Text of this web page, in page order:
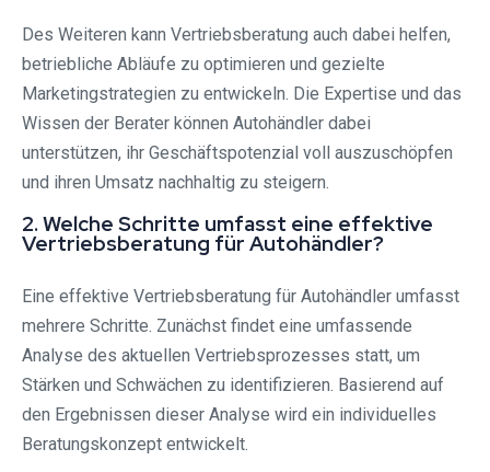
Des Weiteren kann Vertriebsberatung auch dabei helfen,
betriebliche Abläufe zu optimieren und gezielte
Marketingstrategien zu entwickeln. Die Expertise und das
Wissen der Berater können Autohändler dabei
unterstützen, ihr Geschäftspotenzial voll auszuschöpfen
und ihren Umsatz nachhaltig zu steigern.
2. Welche Schritte umfasst eine effektive
Vertriebsberatung für Autohändler?
Eine effektive Vertriebsberatung für Autohändler umfasst
mehrere Schritte. Zunächst findet eine umfassende
Analyse des aktuellen Vertriebsprozesses statt, um
Stärken und Schwächen zu identifizieren. Basierend auf
den Ergebnissen dieser Analyse wird ein individuelles
Beratungskonzept entwickelt.